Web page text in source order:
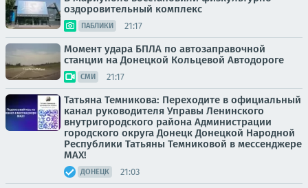
оздоровительный комплекс
ПАБЛИКИ 21:17
Момент удара БПЛА по автозаправочной
станции на Донецкой Кольцевой Автодороге
СМИ 21:17
Татьяна Темникова: Переходите в официальный
канал руководителя Управы Ленинского
внутригородского района Администрации
городского округа Донецк Донецкой Народной
Республики Татьяны Темниковой в мессенджере
MAX!
ДОНЕЦК 21:03